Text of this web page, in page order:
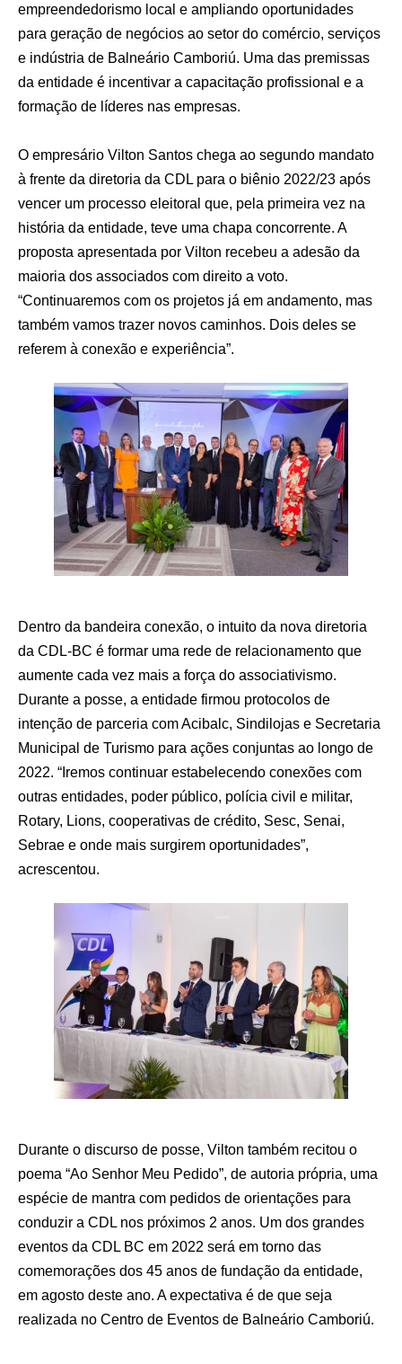
empreendedorismo local e ampliando oportunidades
para geração de negócios ao setor do comércio, serviços
e indústria de Balneário Camboriú. Uma das premissas
da entidade é incentivar a capacitação profissional e a
formação de líderes nas empresas.
O empresário Vilton Santos chega ao segundo mandato
à frente da diretoria da CDL para o biênio 2022/23 após
vencer um processo eleitoral que, pela primeira vez na
história da entidade, teve uma chapa concorrente. A
proposta apresentada por Vilton recebeu a adesão da
maioria dos associados com direito a voto.
“Continuaremos com os projetos já em andamento, mas
também vamos trazer novos caminhos. Dois deles se
referem à conexão e experiência”.
Dentro da bandeira conexão, o intuito da nova diretoria
da CDL-BC é formar uma rede de relacionamento que
aumente cada vez mais a força do associativismo.
Durante a posse, a entidade firmou protocolos de
intenção de parceria com Acibalc, Sindilojas e Secretaria
Municipal de Turismo para ações conjuntas ao longo de
2022. “Iremos continuar estabelecendo conexões com
outras entidades, poder público, polícia civil e militar,
Rotary, Lions, cooperativas de crédito, Sesc, Senai,
Sebrae e onde mais surgirem oportunidades”,
acrescentou.
Durante o discurso de posse, Vilton também recitou o
poema “Ao Senhor Meu Pedido”, de autoria própria, uma
espécie de mantra com pedidos de orientações para
conduzir a CDL nos próximos 2 anos. Um dos grandes
eventos da CDL BC em 2022 será em torno das
comemorações dos 45 anos de fundação da entidade,
em agosto deste ano. A expectativa é de que seja
realizada no Centro de Eventos de Balneário Camboriú.